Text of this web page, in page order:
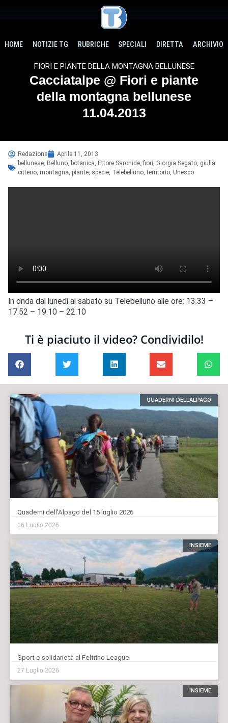
HOME NOTIZIE TG RUBRICHE SPECIALI DIRETTA ARCHIVIO
FIORI E PIANTE DELLA MONTAGNA BELLUNESE
Cacciatalpe @ Fiori e piante
della montagna bellunese
11.04.2013
Redazione
Aprile 11, 2013
bellunese Belluno botanica Ettore Saronide fiori Giorgia Segato giulia
citterio montagna piante specie Telebelluno ,territorio Unesco
In onda dal lunedì al sabato su Telebelluno alle ore: 13.33 –
17.52 – 19.10 – 22.10
Ti è piaciuto il video? Condividilo!
QUADERNI DELL'ALPAGO
Quaderni dell’Alpago del 15 luglio 2026
16 Luglio 2026
INSIEME
Sport e solidarietà al Feltrino League
27 Luglio 2026
INSIEME